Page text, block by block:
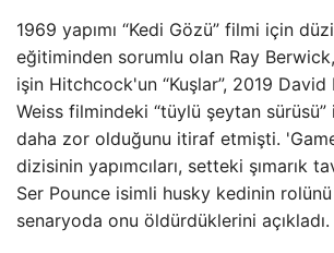
1969 yapımı “Kedi Gözü” filmi için
eğitiminden sorumlu olan Ray
işin Hitchcock'un “Kuşlar”, 2019
Weiss filmindeki “tüylü şeytan sürüsü”
daha zor olduğunu itiraf etmişti.
dizisinin yapımcıları, setteki şımarık
Ser Pounce isimli husky kedinin
senaryoda onu öldürdüklerini açıkladı.